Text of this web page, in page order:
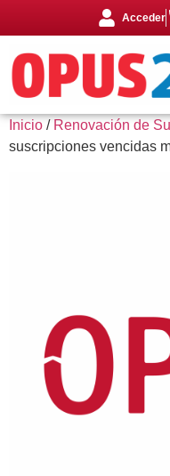
Acceder
Inicio / Renovación de
suscripciones vencidas